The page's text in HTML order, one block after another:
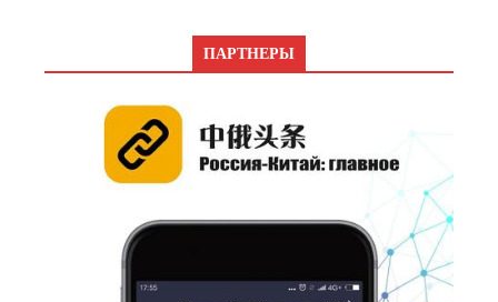
ПАРТНЕРЫ